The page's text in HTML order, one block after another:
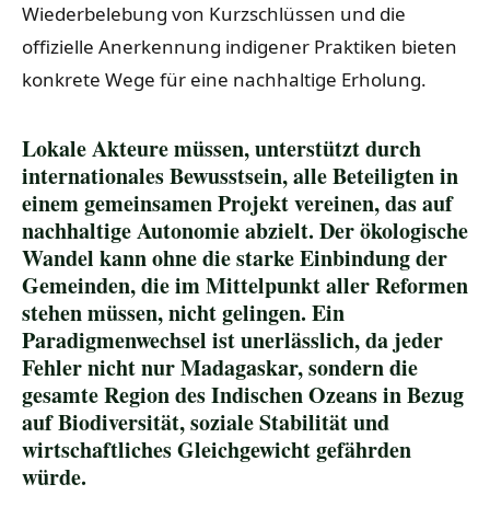
Wiederbelebung von Kurzschlüssen und die
offizielle Anerkennung indigener Praktiken bieten
konkrete Wege für eine nachhaltige Erholung.
Lokale Akteure müssen, unterstützt durch
internationales Bewusstsein, alle Beteiligten in
einem gemeinsamen Projekt vereinen, das auf
nachhaltige Autonomie abzielt. Der ökologische
Wandel kann ohne die starke Einbindung der
Gemeinden, die im Mittelpunkt aller Reformen
stehen müssen, nicht gelingen. Ein
Paradigmenwechsel ist unerlässlich, da jeder
Fehler nicht nur Madagaskar, sondern die
gesamte Region des Indischen Ozeans in Bezug
auf Biodiversität, soziale Stabilität und
wirtschaftliches Gleichgewicht gefährden
würde.